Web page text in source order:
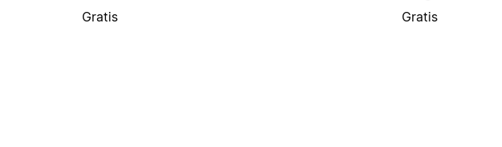
Gratis Gratis